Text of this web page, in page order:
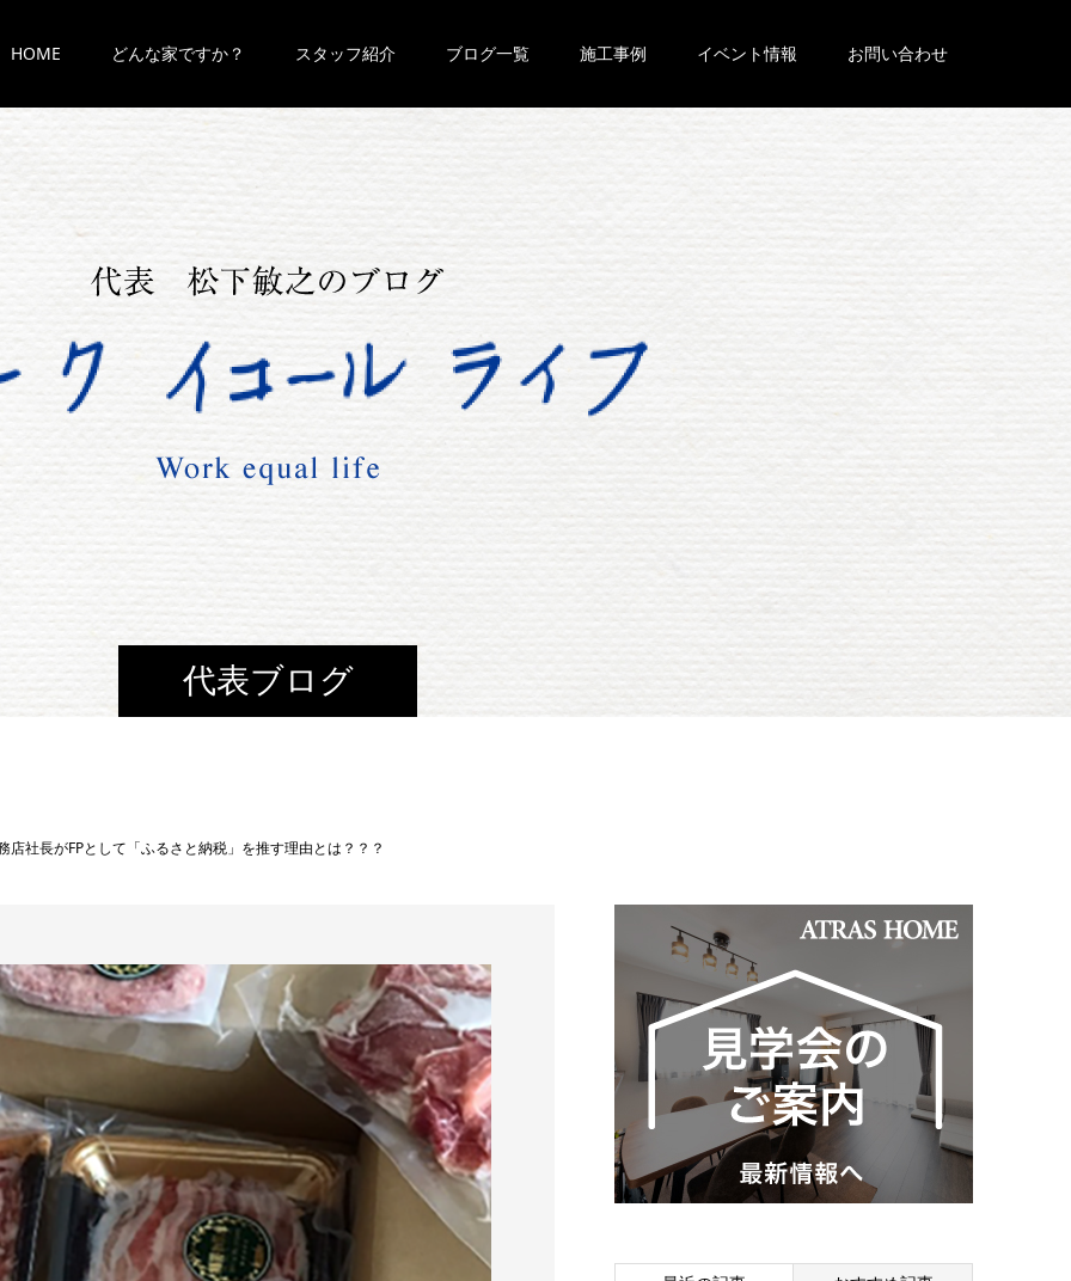
HOME どんな家ですか？ スタッフ紹介 ブログ一覧 施工事例 イベント情報 お問い合わせ
代表ブログ
店社長がFPとして「ふるさと納税」を推す理由とは？？？